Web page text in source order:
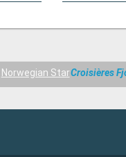
Norwegian StarCroisières